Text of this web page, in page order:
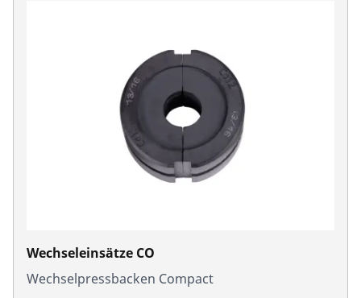
Wechseleinsätze CO
Wechselpressbacken Compact